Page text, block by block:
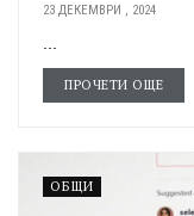
23 ДЕКЕМВРИ , 2024
ПРОЧЕТИ ОЩЕ
ОБЩИ